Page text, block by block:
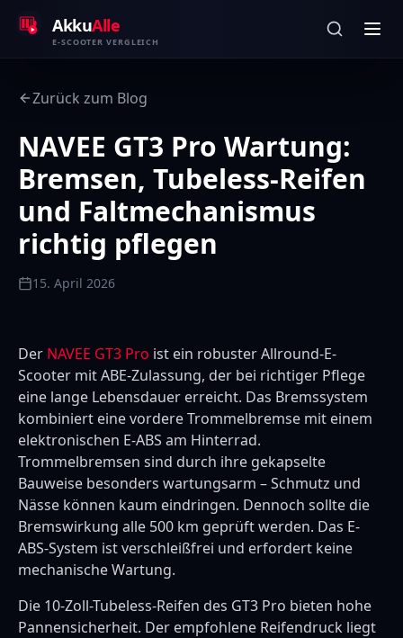
AkkuAlle
E-SCOOTER VERGLEICH
Zurück zum Blog
NAVEE GT3 Pro Wartung:
Bremsen, Tubeless-Reifen
und Faltmechanismus
richtig pflegen
15. April 2026
Der NAVEE GT3 Pro ist ein robuster Allround-E-
Scooter mit ABE-Zulassung, der bei richtiger Pflege
eine lange Lebensdauer erreicht. Das Bremssystem
kombiniert eine vordere Trommelbremse mit einem
elektronischen E-ABS am Hinterrad.
Trommelbremsen sind durch ihre gekapselte
Bauweise besonders wartungsarm – Schmutz und
Nässe können kaum eindringen. Dennoch sollte die
Bremswirkung alle 500 km geprüft werden. Das E-
ABS-System ist verschleißfrei und erfordert keine
mechanische Wartung.
Die 10-Zoll-Tubeless-Reifen des GT3 Pro bieten hohe
Pannensicherheit. Der empfohlene Reifendruck liegt